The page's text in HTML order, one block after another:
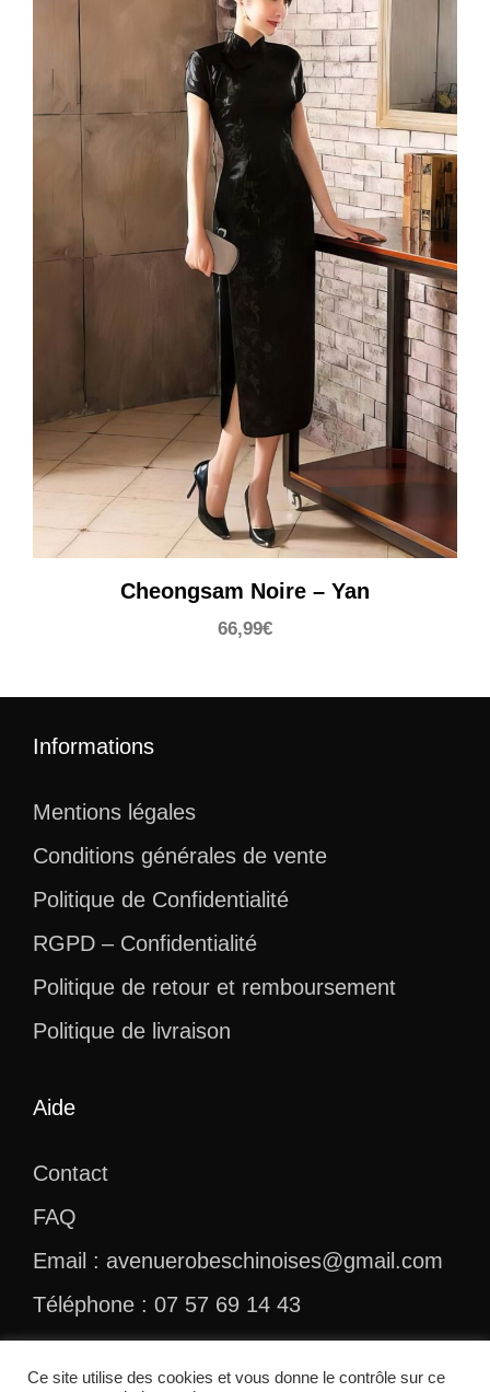
Cheongsam Noire – Yan
66,99€
Informations
Mentions légales
Conditions générales de vente
Politique de Confidentialité
RGPD – Confidentialité
Politique de retour et remboursement
Politique de livraison
Aide
Contact
FAQ
Email : avenuerobeschinoises@gmail.com
Téléphone : 07 57 69 14 43
Ce site utilise des cookies et vous donne le contrôle sur ce